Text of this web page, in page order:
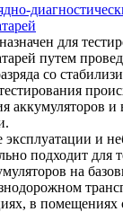
для
путем
со
аккумуляторов
эксплуатации и
подходит для
на
в